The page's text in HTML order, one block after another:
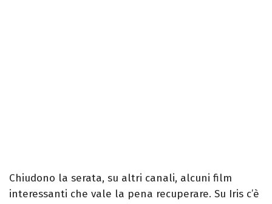
Chiudono la serata, su altri canali, alcuni film
interessanti che vale la pena recuperare. Su Iris c’è